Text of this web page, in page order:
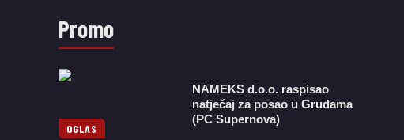
Promo
OGLAS
NAMEKS d.o.o. raspisao
natječaj za posao u Grudama
(PC Supernova)